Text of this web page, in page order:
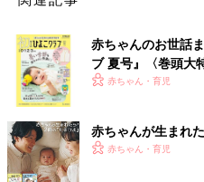
案するために、どのような特性
の学び方が適していますよ』と
によさそうに感じますが、本来
るもの。トライ＆エラーを繰り
く取り組める学び方を見つける
大人がすべて用意して『この方
と、自分で考えずなんでも大人
赤ちゃんのお世話
ブ 夏号』〈巻頭大
く！ おっぱい・ミ
赤ちゃん・育児
赤ちゃんが生まれ
赤ちゃん・育児